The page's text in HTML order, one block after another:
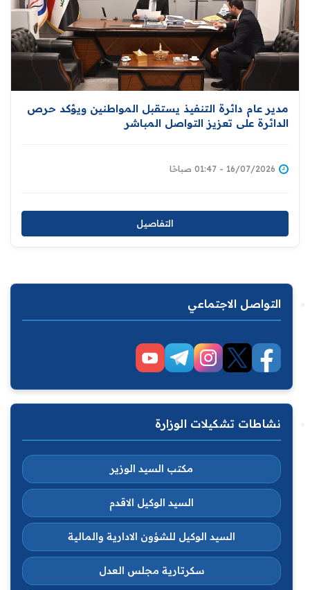
مدير عام دائرة التنفيذ يستقبل المواطنين ويؤكد حرص
الدائرة على تعزيز التواصل المباشر
16/07/2026 - 01:47 صباحًا
التفاصيل
التواصل الاجتماعي
نشاطات تشكيلات الوزارة
مكتب السيد الوزير
السيد الوكيل الاقدم
السيد الوكيل للشؤون الادارية والمالية
سكرتارية مجلس العدل